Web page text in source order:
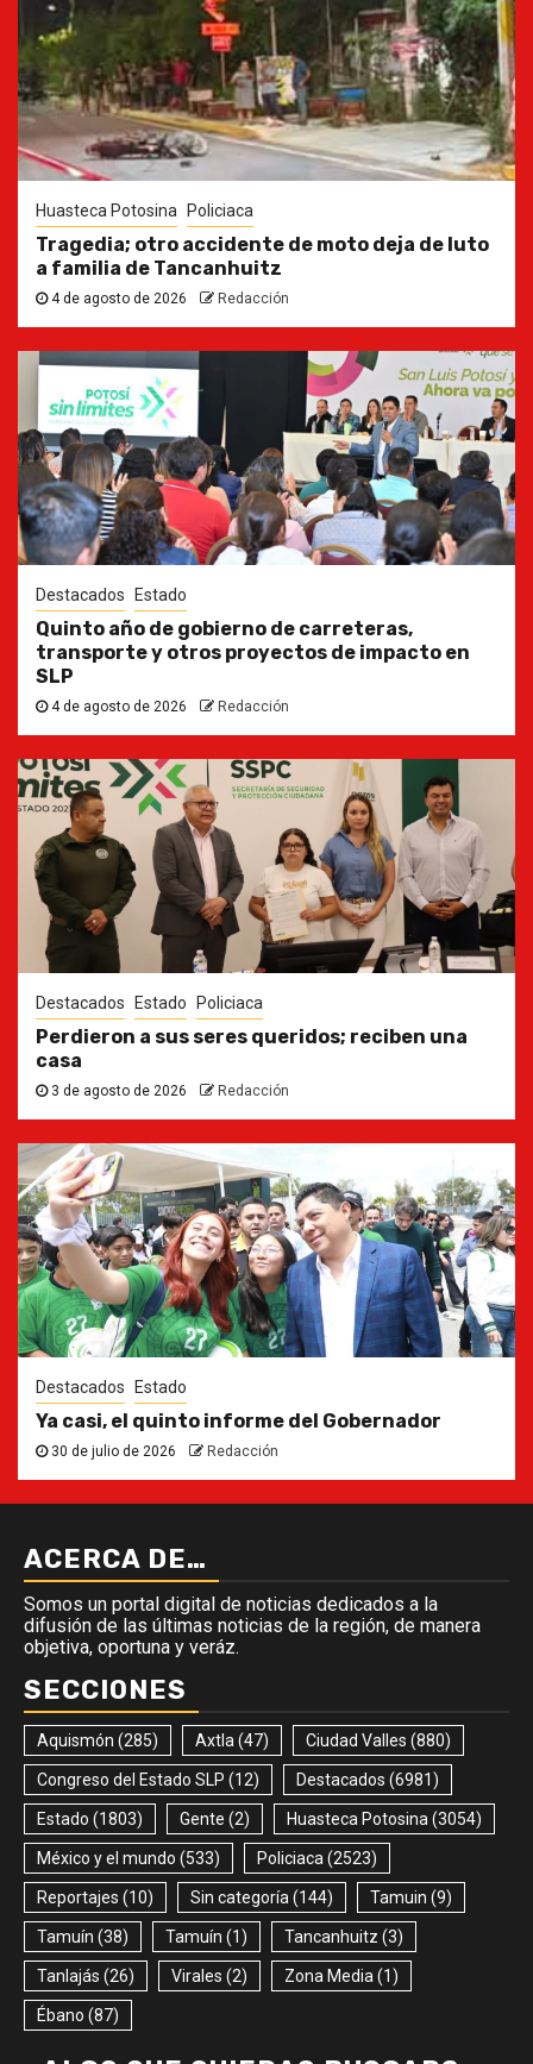
Huasteca Potosina Policiaca
Tragedia; otro accidente de moto deja de luto
a familia de Tancanhuitz
4 de agosto de 2026 Redacción
Destacados Estado
Quinto año de gobierno de carreteras,
transporte y otros proyectos de impacto en
SLP
4 de agosto de 2026 Redacción
Destacados Estado Policiaca
Perdieron a sus seres queridos; reciben una
casa
3 de agosto de 2026 Redacción
Destacados Estado
Ya casi, el quinto informe del Gobernador
30 de julio de 2026 Redacción
ACERCA DE…
Somos un portal digital de noticias dedicados a la
difusión de las últimas noticias de la región, de manera
objetiva, oportuna y veráz.
SECCIONES
Aquismón (285) Axtla (47) Ciudad Valles (880)
Congreso del Estado SLP (12) Destacados (6981)
Estado (1803) Gente (2) Huasteca Potosina (3054)
México y el mundo (533) Policiaca (2523)
Reportajes (10) Sin categoría (144) Tamuin (9)
Tamuín (38) Tamuín (1) Tancanhuitz (3)
Tanlajás (26) Virales (2) Zona Media (1)
Ébano (87)